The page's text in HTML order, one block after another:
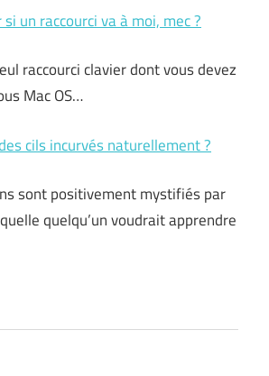
un raccourci va à moi, mec ?
raccourci clavier dont vous devez
Mac OS…
cils incurvés naturellement ?
sont positivement mystifiés par
quelqu’un voudrait apprendre